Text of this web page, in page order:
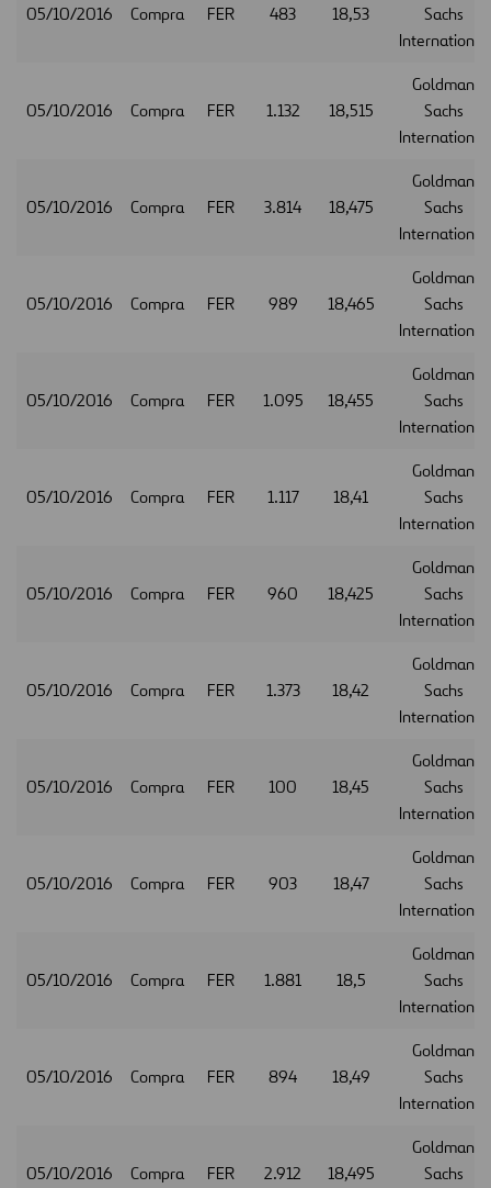
05/10/2016 Compra FER 483 18,53
Sachs
International
05/10/2016 Compra FER 1.132 18,515
Goldman
Sachs
International
05/10/2016 Compra FER 3.814 18,475
Goldman
Sachs
International
05/10/2016 Compra FER 989 18,465
Goldman
Sachs
International
05/10/2016 Compra FER 1.095 18,455
Goldman
Sachs
International
05/10/2016 Compra FER 1.117 18,41
Goldman
Sachs
International
05/10/2016 Compra FER 960 18,425
Goldman
Sachs
International
05/10/2016 Compra FER 1.373 18,42
Goldman
Sachs
International
05/10/2016 Compra FER 100 18,45
Goldman
Sachs
International
05/10/2016 Compra FER 903 18,47
Goldman
Sachs
International
05/10/2016 Compra FER 1.881 18,5
Goldman
Sachs
International
05/10/2016 Compra FER 894 18,49
Goldman
Sachs
International
05/10/2016 Compra FER 2.912 18,495
Goldman
Sachs